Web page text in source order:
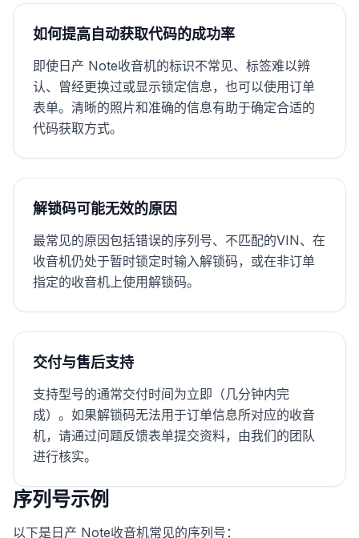
如何提高自动获取代码的成功率
即使日产 Note收音机的标识不常见、标签难以辨
认、曾经更换过或显示锁定信息，也可以使用订单
表单。清晰的照片和准确的信息有助于确定合适的
代码获取方式。
解锁码可能无效的原因
最常见的原因包括错误的序列号、不匹配的VIN、在
收音机仍处于暂时锁定时输入解锁码，或在非订单
指定的收音机上使用解锁码。
交付与售后支持
支持型号的通常交付时间为立即（几分钟内完
成）。如果解锁码无法用于订单信息所对应的收音
机，请通过问题反馈表单提交资料，由我们的团队
进行核实。
序列号示例
以下是日产 Note收音机常见的序列号：